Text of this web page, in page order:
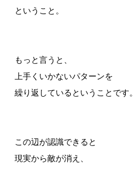
ということ。
もっと言うと、
上手くいかないパターンを
繰り返しているということです。
この辺が認識できると
現実から敵が消え、